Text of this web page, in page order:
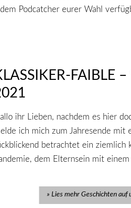
Podcatcher eurer Wahl
FAIBLE
ihr Lieben, nachdem es hier
ich mich zum Jahresende
betrachtet ein ziemlich
dem Elternsein mit
Lies mehr Geschichten auf